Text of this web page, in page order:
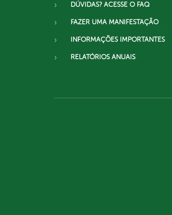
DÚVIDAS? ACESSE O FAQ
FAZER UMA MANIFESTAÇÃO
INFORMAÇÕES IMPORTANTES
RELATÓRIOS ANUAIS